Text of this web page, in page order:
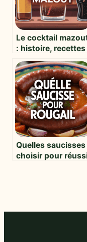
Le cocktail
: histoire, recettes
atypiques
Quelles saucisses
choisir pour